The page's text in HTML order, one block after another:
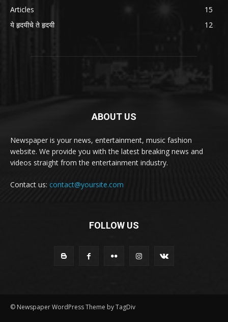
Articles
15
ये हृदयीचे ते हृदयी
12
ABOUT US
Newspaper is your news, entertainment, music fashion
website. We provide you with the latest breaking news and
videos straight from the entertainment industry.
Contact us: contact@yoursite.com
FOLLOW US
© Newspaper WordPress Theme by TagDiv